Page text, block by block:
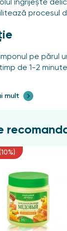
îngrijește
procesul
pe părul
de 1-2
mult